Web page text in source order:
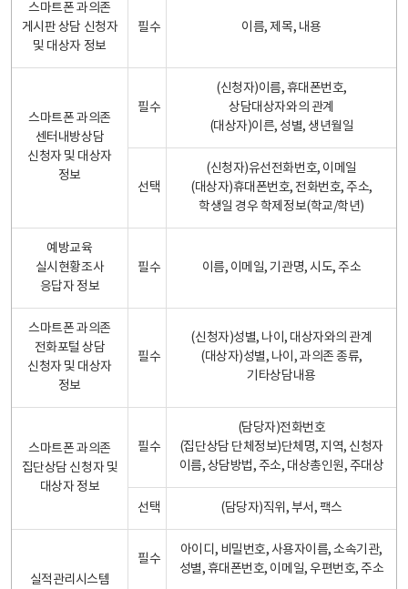
스마트폰 과의존
게시판 상담 신청자
및 대상자 정보
필수 이름, 제목, 내용
스마트폰 과의존
센터내방상담
신청자 및 대상자
정보
필수
(신청자)이름, 휴대폰번호,
상담대상자와의 관계
(대상자)이른, 성별, 생년월일
선택
(신청자)유선전화번호, 이메일
(대상자)휴대폰번호, 전화번호, 주소,
학생일 경우 학제정보(학교/학년)
예방교육
실시현황조사
응답자 정보
필수 이름, 이메일, 기관명, 시도, 주소
스마트폰 과의존
전화포털 상담
신청자 및 대상자
정보
필수
(신청자)성별, 나이, 대상자와의 관계
(대상자)성별, 나이, 과의존 종류,
기타상담내용
스마트폰 과의존
집단상담 신청자 및
대상자 정보
필수
(담당자)전화번호
(집단상담 단체정보)단체명, 지역, 신청자
이름, 상담방법, 주소, 대상총인원, 주대상
선택 (담당자)직위, 부서, 팩스
실적관리시스템
필수
아이디, 비밀번호, 사용자이름, 소속기관,
성별, 휴대폰번호, 이메일, 우편번호, 주소